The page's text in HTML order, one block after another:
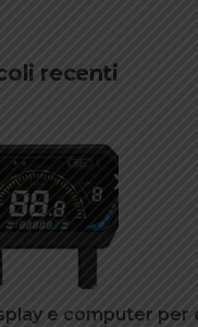
recenti
e computer per